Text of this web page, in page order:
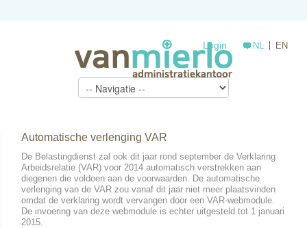
Login NL EN
Automatische verlenging VAR
De Belastingdienst zal ook dit jaar rond september de Verklaring
Arbeidsrelatie (VAR) voor 2014 automatisch verstrekken aan
diegenen die voldoen aan de voorwaarden. De automatische
verlenging van de VAR zou vanaf dit jaar niet meer plaatsvinden
omdat de verklaring wordt vervangen door een VAR-webmodule.
De invoering van deze webmodule is echter uitgesteld tot 1 januari
2015.